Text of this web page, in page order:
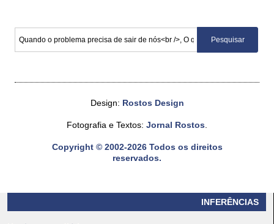
INFERÊNCIAS
Design: Rostos Design
Fotografia e Textos: Jornal Rostos.
Copyright © 2002-2026 Todos os direitos
reservados.